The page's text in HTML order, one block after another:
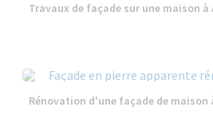
Travaux de façade sur une maison à
Rénovation d'une façade de maison